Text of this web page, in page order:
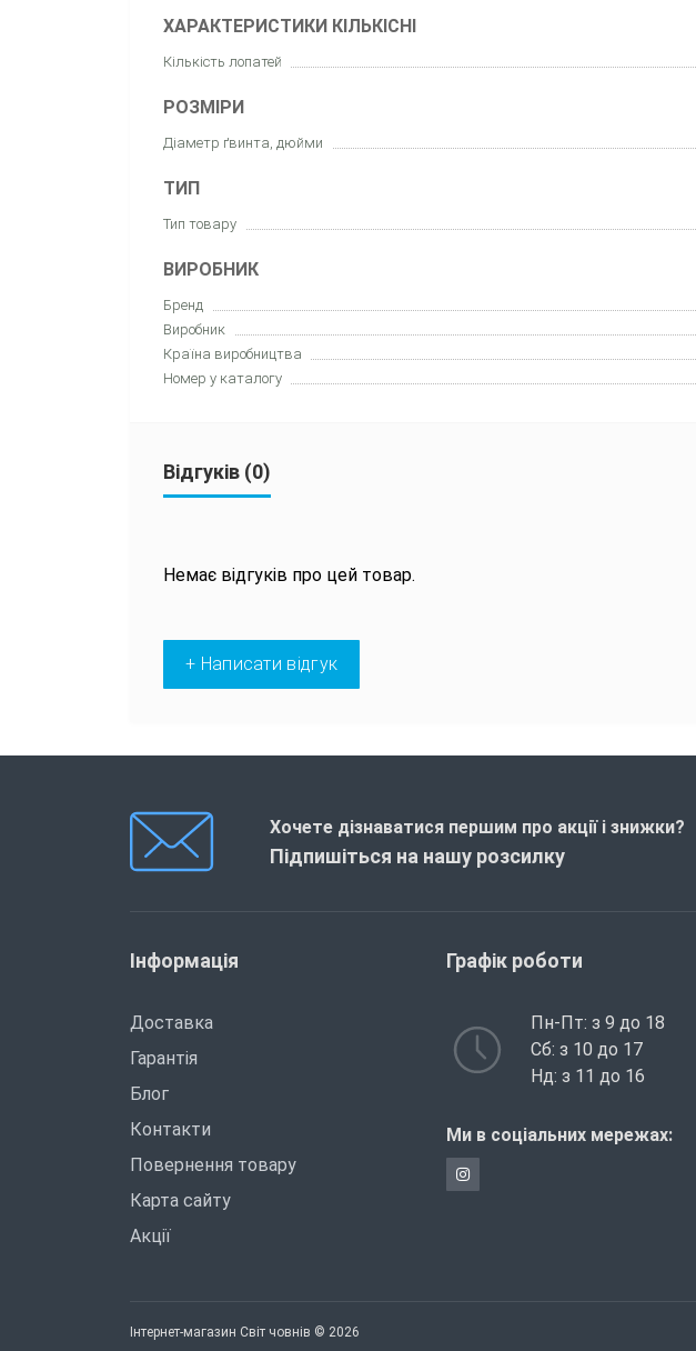
ХАРАКТЕРИСТИКИ КІЛЬКІСНІ
Кількість лопатей
РОЗМІРИ
Діаметр ґвинта, дюйми
ТИП
Тип товару
ВИРОБНИК
Бренд
Виробник
Країна виробництва
Номер у каталогу
Відгуків (0)
Немає відгуків про цей товар.
+ Написати відгук
Хочете дізнаватися першим про акції і знижки?
Підпишіться на нашу розсилку
Інформація
Доставка
Гарантія
Блог
Контакти
Повернення товару
Карта сайту
Акції
Графік роботи
Пн-Пт: з 9 до 18
Сб: з 10 до 17
Нд: з 11 до 16
Ми в соціальних мережах:
Інтернет-магазин Світ човнів © 2026